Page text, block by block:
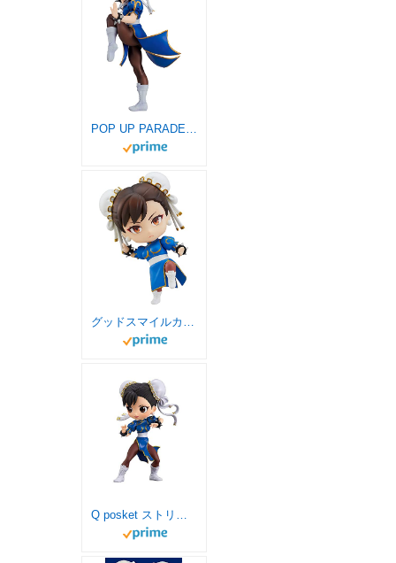
POP UP PARADE ストリートファイターシリーズ 春麗 ノンスケール プラスチック製 塗装済み完成品フィギュア M04340
グッドスマイルカンパニー(GOOD SMILE COMPANY)ねんどろいど ストリートファイターII 春麗 ノンスケール プラスチック製 塗装済み可動フィギュア
Q posket ストリートファイターシリーズ 春麗 ノーマルカラー 単品